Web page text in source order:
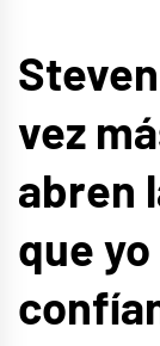
vez
abren
que